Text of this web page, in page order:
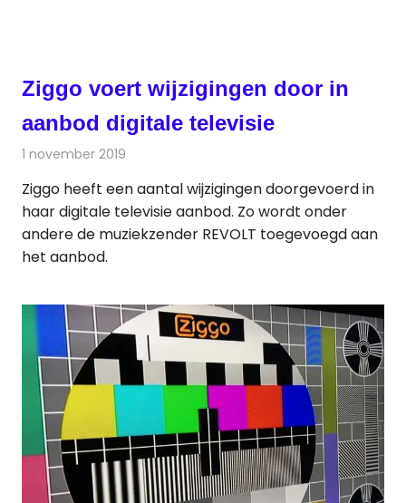
Ziggo voert wijzigingen door in
aanbod digitale televisie
1 november 2019
Ziggo heeft een aantal wijzigingen doorgevoerd in
haar digitale televisie aanbod. Zo wordt onder
andere de muziekzender REVOLT toegevoegd aan
het aanbod.